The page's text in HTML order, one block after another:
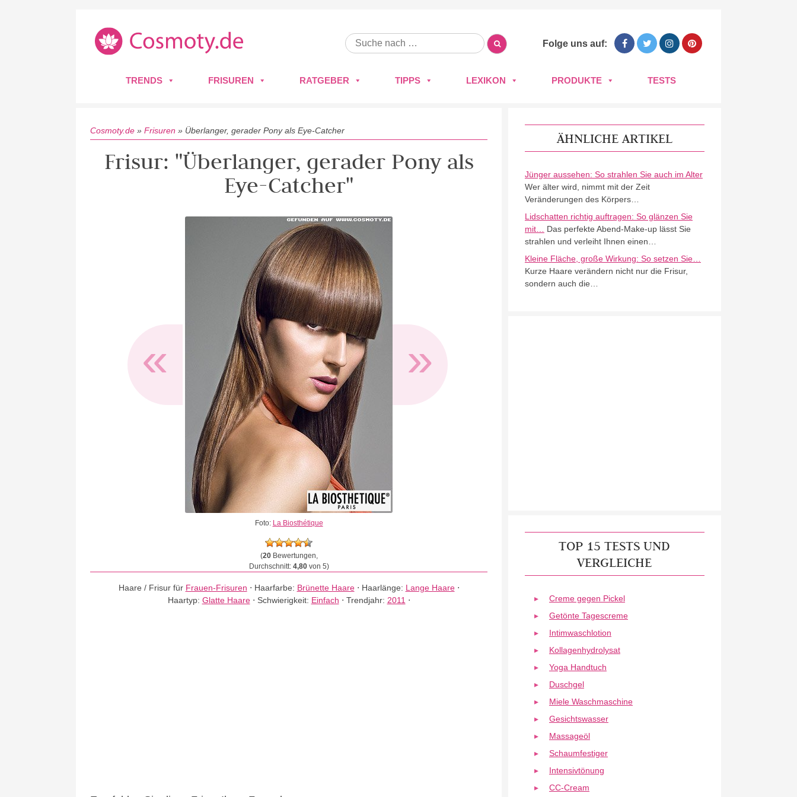
Folge uns auf:
TRENDS FRISUREN RATGEBER TIPPS LEXIKON PRODUKTE TESTS
Cosmoty.de » Frisuren » Überlanger, gerader Pony als Eye-Catcher
Frisur: "Überlanger, gerader Pony als
Eye-Catcher"
« »
Foto: La Biosthétique
(20Bewertungen,
Durchschnitt: 4,80von 5)
Haare / Frisur für Frauen-Frisuren ⋅ Haarfarbe: Brünette Haare⋅ Haarlänge: Lange Haare⋅
Haartyp: Glatte Haare⋅ Schwierigkeit: Einfach ⋅ Trendjahr: 2011 ⋅
ÄHNLICHE ARTIKEL
Jünger aussehen: So strahlen Sie auch im Alter
Wer älter wird, nimmt mit der Zeit
Veränderungen des Körpers…
Lidschatten richtig auftragen: So glänzen Sie
mit…
Das perfekte Abend-Make-up lässt Sie
strahlen und verleiht Ihnen einen…
Kleine Fläche, große Wirkung: So setzen Sie…
Kurze Haare verändern nicht nur die Frisur,
sondern auch die…
TOP 15 TESTS UND
VERGLEICHE
Creme gegen Pickel
Getönte Tagescreme
Intimwaschlotion
Kollagenhydrolysat
Yoga Handtuch
Duschgel
Miele Waschmaschine
Gesichtswasser
Massageöl
Schaumfestiger
Intensivtönung
CC-Cream